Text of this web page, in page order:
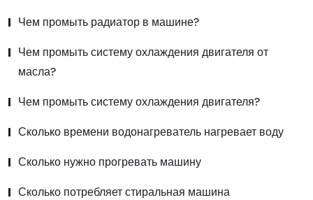
Чем промыть радиатор в машине?
Чем промыть систему охлаждения двигателя от
масла?
Чем промыть систему охлаждения двигателя?
Сколько времени водонагреватель нагревает воду
Сколько нужно прогревать машину
Сколько потребляет стиральная машина